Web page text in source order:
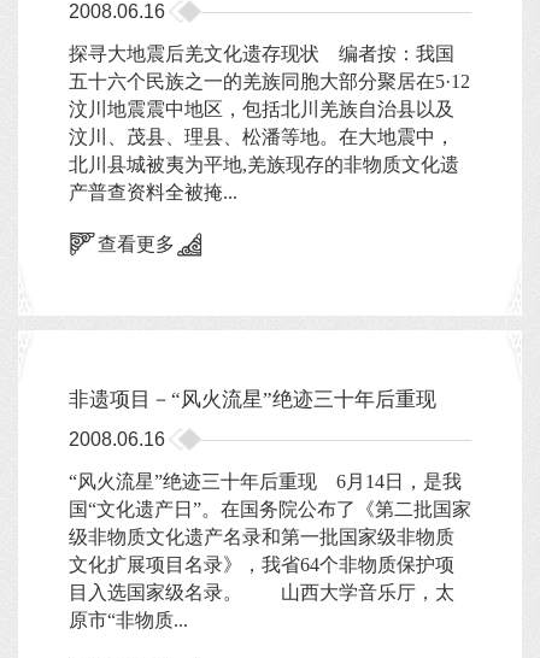
2008.06.16
探寻大地震后羌文化遗存现状 编者按：我国
五十六个民族之一的羌族同胞大部分聚居在5·12
汶川地震震中地区，包括北川羌族自治县以及
汶川、茂县、理县、松潘等地。在大地震中，
北川县城被夷为平地,羌族现存的非物质文化遗
产普查资料全被掩...
查看更多
非遗项目－“风火流星”绝迹三十年后重现
2008.06.16
“风火流星”绝迹三十年后重现 6月14日，是我
国“文化遗产日”。在国务院公布了《第二批国家
级非物质文化遗产名录和第一批国家级非物质
文化扩展项目名录》，我省64个非物质保护项
目入选国家级名录。 山西大学音乐厅，太
原市“非物质...